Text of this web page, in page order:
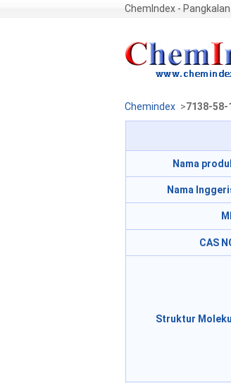
ChemIndex -
Chemindex >7138-58-1
Nama
Nama
CAS
Struktur Molekul